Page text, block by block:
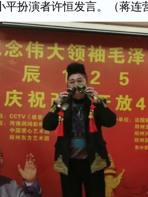
平扮演者许恒发言。（蒋连